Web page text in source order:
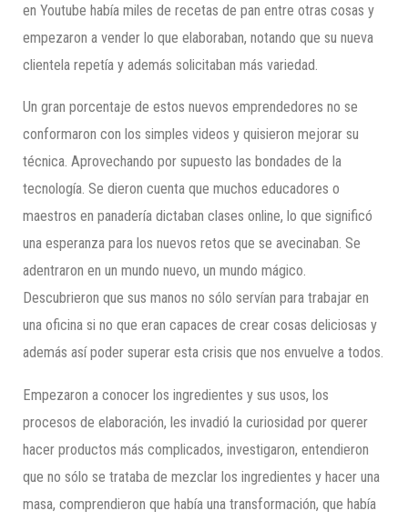
en Youtube había miles de recetas de pan entre otras cosas y
empezaron a vender lo que elaboraban, notando que su nueva
clientela repetía y además solicitaban más variedad.
Un gran porcentaje de estos nuevos emprendedores no se
conformaron con los simples videos y quisieron mejorar su
técnica. Aprovechando por supuesto las bondades de la
tecnología. Se dieron cuenta que muchos educadores o
maestros en panadería dictaban clases online, lo que significó
una esperanza para los nuevos retos que se avecinaban. Se
adentraron en un mundo nuevo, un mundo mágico.
Descubrieron que sus manos no sólo servían para trabajar en
una oficina si no que eran capaces de crear cosas deliciosas y
además así poder superar esta crisis que nos envuelve a todos.
Empezaron a conocer los ingredientes y sus usos, los
procesos de elaboración, les invadió la curiosidad por querer
hacer productos más complicados, investigaron, entendieron
que no sólo se trataba de mezclar los ingredientes y hacer una
masa, comprendieron que había una transformación, que había